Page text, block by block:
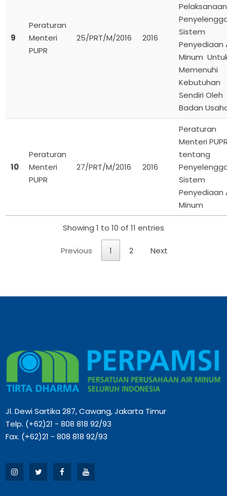
9
Peraturan
Menteri
PUPR
25/PRT/M/2016 2016
Pelaksanaan
Sistem
Penyediaan
Minum
Memenuhi
Kebutuhan
Sendiri Oleh
Badan
10
Peraturan
Menteri
PUPR
27/PRT/M/2016 2016
Peraturan
Menteri
tentang
Sistem
Penyediaan
Minum
Showing 1 to 10 of 11 entries
Previous 1 2 Next
Jl. Dewi Sartika 287, Cawang, Jakarta Timur
Telp. (+62)21 - 808 818 92/93
Fax. (+62)21 - 808 818 92/93